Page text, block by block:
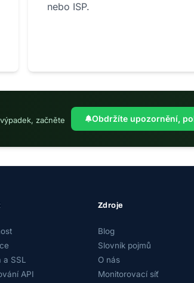
nebo ISP.
začněte
Obdržíte upozornění,
SSL
API
Zdroje
Blog
Slovník pojmů
O nás
Monitorovací síť